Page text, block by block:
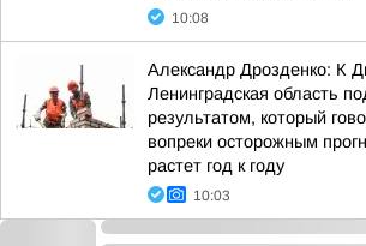
10:08
Александр Дрозденко: К
Ленинградская область
результатом, который
вопреки осторожным
растет год к году
10:03